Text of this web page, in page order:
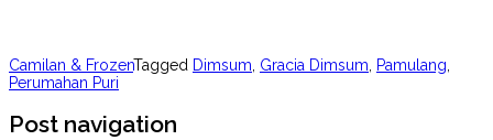
Camilan & FrozenTagged Dimsum Gracia Dimsum Pamulang
Perumahan Puri
Post navigation